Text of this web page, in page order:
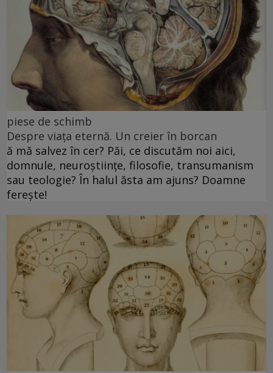
piese de schimb
Despre viața eternă. Un creier în borcan
ă mă salvez în cer? Păi, ce discutăm noi aici,
domnule, neuroștiințe, filosofie, transumanism
sau teologie? În halul ăsta am ajuns? Doamne
ferește!